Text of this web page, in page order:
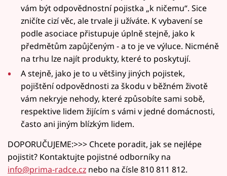
vám být odpovědnostní pojistka „k ničemu“. Sice
zničíte cizí věc, ale trvale ji užíváte. K vybavení se
podle asociace přistupuje úplně stejně, jako k
předmětům zapůjčeným - a to je ve výluce. Nicméně
na trhu lze najít produkty, které to poskytují.
A stejně, jako je to u většiny jiných pojistek,
pojištění odpovědnosti za škodu v běžném životě
vám nekryje nehody, které způsobíte sami sobě,
respektive lidem žijícím s vámi v jedné domácnosti,
často ani jiným blízkým lidem.
DOPORUČUJEME:>>> Chcete poradit, jak se nejlépe
pojistit? Kontaktujte pojistné odborníky na
info@prima-radce.cz nebo na čísle 810 811 812.